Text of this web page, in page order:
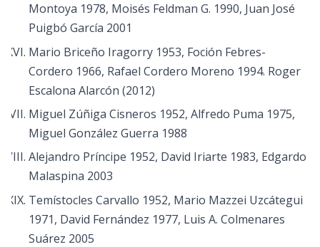
Montoya 1978, Moisés Feldman G. 1990, Juan José
Puigbó García 2001
Mario Briceño Iragorry 1953, Foción Febres-
Cordero 1966, Rafael Cordero Moreno 1994. Roger
Escalona Alarcón (2012)
Miguel Zúñiga Cisneros 1952, Alfredo Puma 1975,
Miguel González Guerra 1988
Alejandro Príncipe 1952, David Iriarte 1983, Edgardo
Malaspina 2003
Temístocles Carvallo 1952, Mario Mazzei Uzcátegui
1971, David Fernández 1977, Luis A. Colmenares
Suárez 2005